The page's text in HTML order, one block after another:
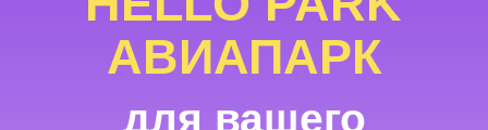
для вашего
ребенка